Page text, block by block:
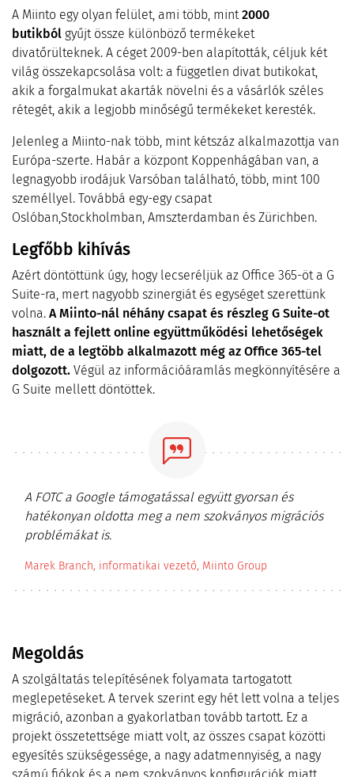
A Miinto egy olyan felület, ami több, mint2000
butikból gyűjt össze különböző termékeket
divatőrülteknek. A céget 2009-ben alapították, céljuk két
világ összekapcsolása volt: a független divat butikokat,
akik a forgalmukat akarták növelni és a vásárlók széles
rétegét, akik a legjobb minőségű termékeket keresték.
Jelenleg a Miinto-nak több, mint kétszáz alkalmazottja van
Európa-szerte. Habár a központ Koppenhágában van, a
legnagyobb irodájuk Varsóban található, több, mint 100
személlyel. Továbbá egy-egy csapat
Oslóban,Stockholmban, Amszterdamban és Zürichben.
Legfőbb kihívás
Azért döntöttünk úgy, hogy lecseréljük az Office 365-öt a G
Suite-ra, mert nagyobb szinergiát és egységet szerettünk
volna. A Miinto-nál néhány csapat és részleg G Suite-ot
használt a fejlett online együttműködési lehetőségek
miatt, de a legtöbb alkalmazott még az Office 365-tel
dolgozott. Végül az információáramlás megkönnyítésére a
G Suite mellett döntöttek.
A FOTC a Google támogatással együtt gyorsan és
hatékonyan oldotta meg a nem szokványos migrációs
problémákat is.
Marek Branch, informatikai vezető, Miinto Group
Megoldás
A szolgáltatás telepítésének folyamata tartogatott
meglepetéseket. A tervek szerint egy hét lett volna a teljes
migráció, azonban a gyakorlatban tovább tartott. Ez a
projekt összetettsége miatt volt, az összes csapat közötti
egyesítés szükségessége, a nagy adatmennyiség, a nagy